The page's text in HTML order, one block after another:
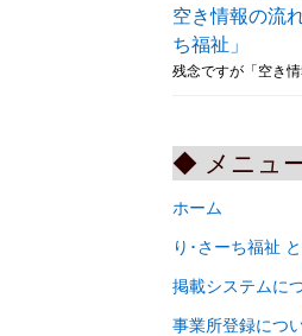
空き情報の流
ち福祉」
残念ですが「空き
◆ メニュ
ホーム
り･さーち福祉
掲載システムに
事業所登録につ